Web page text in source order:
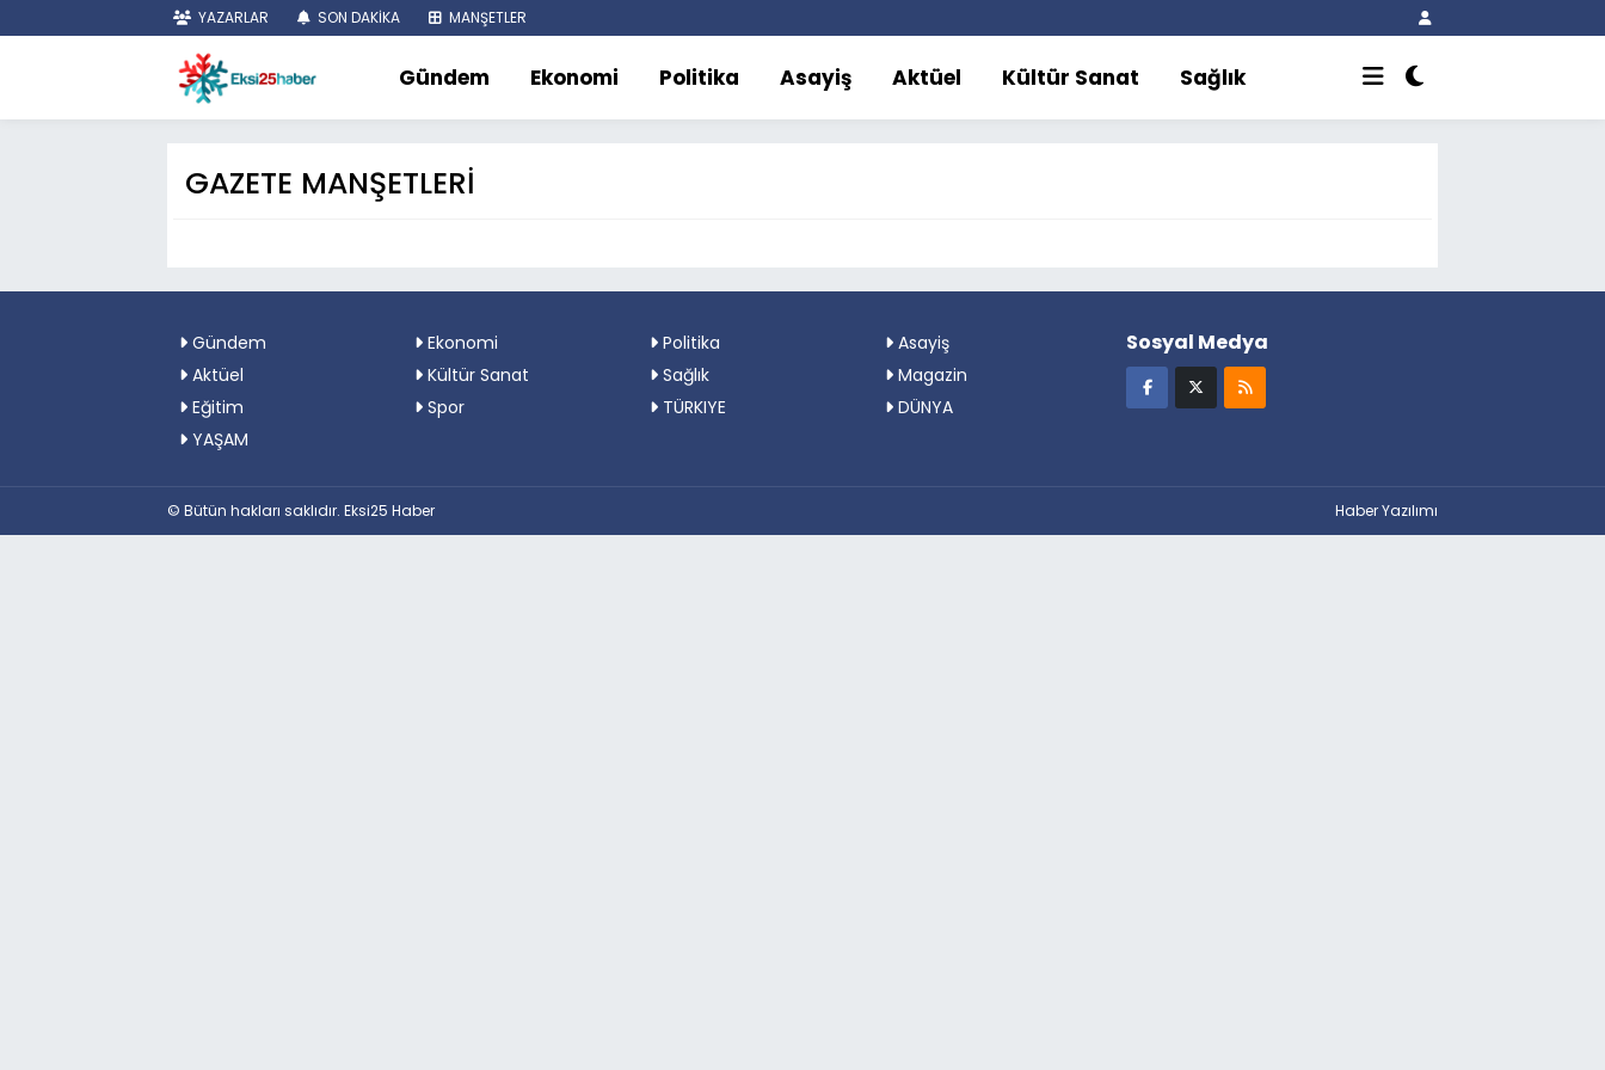
YAZARLAR SON DAKİKA MANŞETLER
Gündem Ekonomi Politika Asayiş Aktüel Kültür Sanat Sağlık
GAZETE MANŞETLERİ
Gündem Ekonomi Politika
Asayiş
Aktüel
Kültür Sanat Sağlık
Magazin
Eğitim
Spor TÜRKIYE
DÜNYA
YAŞAM
Sosyal Medya
© Bütün hakları saklıdır. Eksi25 Haber Haber Yazılımı